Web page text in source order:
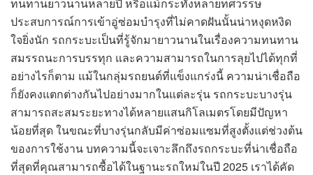
ประสบการณ์การเข้าอู่ซ่อมบำรุงที่ไม่คาดฝันนั้นน่าหงุดหงิด
ใจยิ่งนัก รถกระบะเป็นที่รู้จักมายาวนานในเรื่องความทนทาน
สมรรถนะการบรรทุก และความสามารถในการลุยไปได้ทุกที่
อย่างไรก็ตาม แม้ในกลุ่มรถยนต์ที่แข็งแกร่งนี้ ความน่าเชื่อถือ
ก็ยังคงแตกต่างกันไปอย่างมากในแต่ละรุ่น รถกระบะบางรุ่น
สามารถสะสมระยะทางได้หลายแสนกิโลเมตรโดยมีปัญหา
น้อยที่สุด ในขณะที่บางรุ่นกลับมีค่าซ่อมแซมที่สูงตั้งแต่ช่วงต้น
ของการใช้งาน บทความนี้จะเจาะลึกถึงรถกระบะที่น่าเชื่อถือ
ที่สุดที่คุณสามารถซื้อได้ในฐานะรถใหม่ในปี 2025 เราได้คัด